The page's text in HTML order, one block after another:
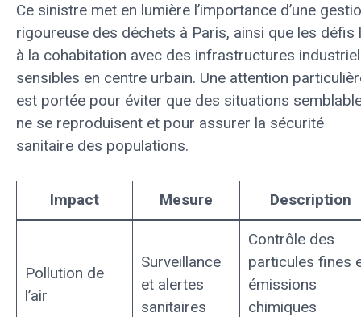
Ce sinistre met en lumière l’importance d’une
rigoureuse des déchets à Paris, ainsi que les défis
à la cohabitation avec des infrastructures
sensibles en centre urbain. Une attention
est portée pour éviter que des situations
ne se reproduisent et pour assurer la sécurité
sanitaire des populations.
Impact Mesure Description
Pollution de
l’air
Surveillance
et alertes
sanitaires
Contrôle des
particules fines
émissions
chimiques